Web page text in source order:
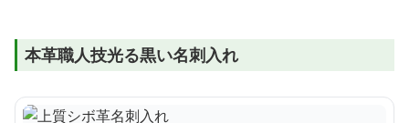
本革職人技光る黒い名刺入れ